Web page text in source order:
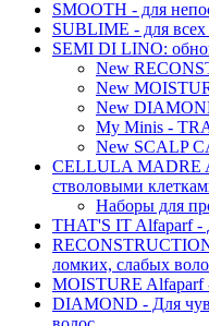
SMOOTH - для
SUBLIME - для
SEMI DI LINO:
New
New
New
My Minis -
New SCALP
CELLULA
стволовыми
Наборы для
THAT'S IT Alfaparf -
ломких, слабых
MOISTURE Alfaparf
DIAMOND - Для